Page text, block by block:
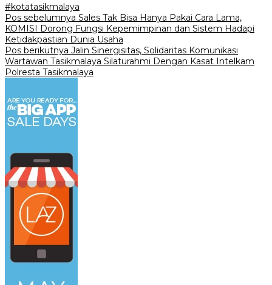
#kotatasikmalaya
Navigasi
pos
Pos sebelumnya Sales Tak Bisa Hanya Pakai Cara Lama,
KOMISI Dorong Fungsi Kepemimpinan dan Sistem Hadapi
Ketidakpastian Dunia Usaha
Pos berikutnya Jalin Sinergisitas, Solidaritas Komunikasi
Wartawan Tasikmalaya Silaturahmi Dengan Kasat Intelkam
Polresta Tasikmalaya